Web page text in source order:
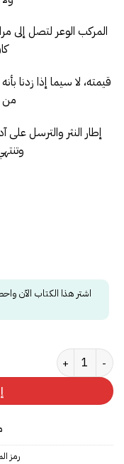
المركب الوعر لتصل إلى
قيمته، لا سيما إذا زدنا
من
إطار النثر والترسل على
اشتر هذا الكتاب الآن
كمية الأدب الصغير والأدب
رمز